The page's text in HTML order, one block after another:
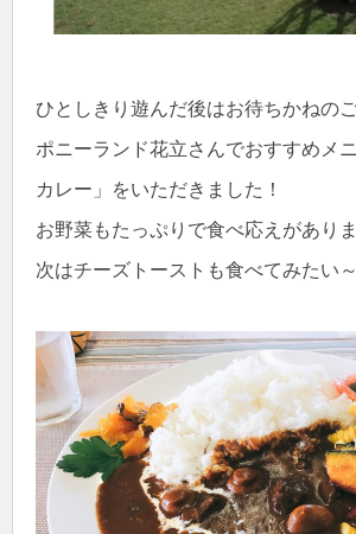
ポニーランド花立さんでおすすめメ
カレー」をいただきました！
お野菜もたっぷりで食べ応えがありま
次はチーズトーストも食べてみたい～